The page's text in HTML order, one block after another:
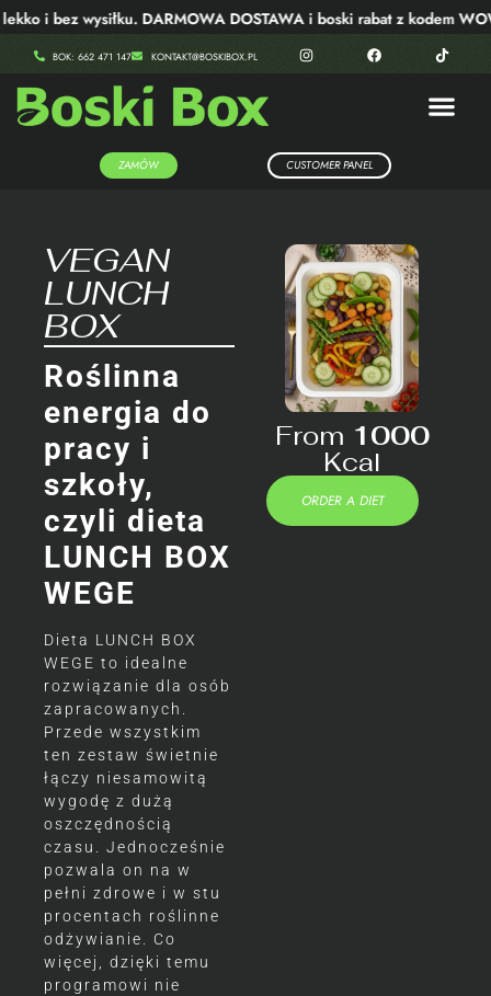
i bez wysiłku. DARMOWA DOSTAWA i boski rabat z kodem
BOK: 662 471 147 KONTAKT@BOSKIBOX.PL
ZAMÓW CUSTOMER PANEL
VEGAN
LUNCH
BOX
Roślinna
energia do
pracy i
szkoły,
czyli dieta
LUNCH BOX
WEGE
Dieta LUNCH BOX
WEGE to idealne
rozwiązanie dla osób
zapracowanych.
Przede wszystkim
ten zestaw świetnie
łączy niesamowitą
wygodę z dużą
oszczędnością
czasu. Jednocześnie
pozwala on na w
pełni zdrowe i w stu
procentach roślinne
odżywianie. Co
więcej, dzięki temu
programowi nie
From 1000
Kcal
ORDER A DIET